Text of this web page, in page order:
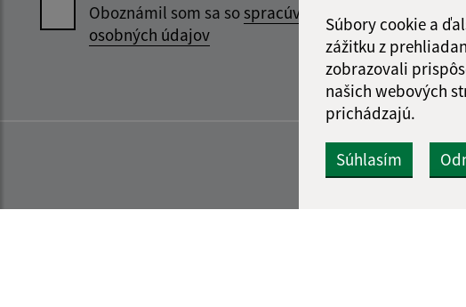
Súbory cookie a
zážitku z
zobrazovali
našich webových
prichádzajú.
Súhlasím
Oboznámil som sa sospracúvaním
osobných údajov